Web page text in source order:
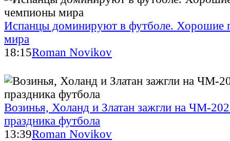
Испанцы доминируют в футболе. Хорошие
мира
18:15Roman Novikov
Возинья, Холанд и Златан зажгли на ЧМ-
праздника футбола
13:39Roman Novikov